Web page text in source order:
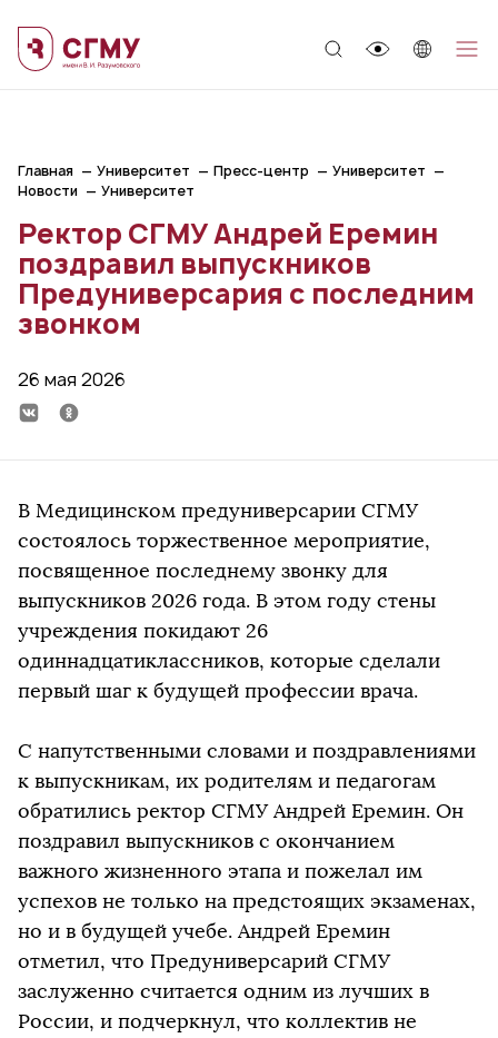
Главная Университет Пресс-центр
Университет
Новости
Университет
Ректор СГМУ Андрей Еремин
поздравил выпускников
Предуниверсария с последним
звонком
26 мая 2026
В Медицинском предуниверсарии СГМУ
состоялось торжественное мероприятие,
посвященное последнему звонку для
выпускников 2026 года. В этом году стены
учреждения покидают 26
одиннадцатиклассников, которые сделали
первый шаг к будущей профессии врача.
С напутственными словами и поздравлениями
к выпускникам, их родителям и педагогам
обратились ректор СГМУ Андрей Еремин. Он
поздравил выпускников с окончанием
важного жизненного этапа и пожелал им
успехов не только на предстоящих экзаменах,
но и в будущей учебе. Андрей Еремин
отметил, что Предуниверсарий СГМУ
заслуженно считается одним из лучших в
России, и подчеркнул, что коллектив не